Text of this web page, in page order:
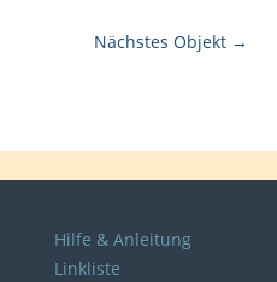
Nächstes Objekt →
Hilfe & Anleitung
Linkliste